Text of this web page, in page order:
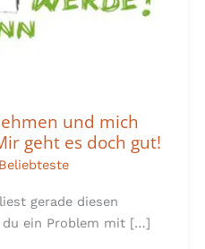
und mich
geht es doch gut!
Beliebteste
gerade diesen
du ein Problem mit […]